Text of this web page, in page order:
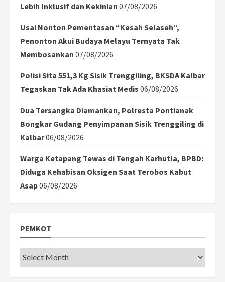
Lebih Inklusif dan Kekinian 07/08/2026
Usai Nonton Pementasan “Kesah Selaseh”,
Penonton Akui Budaya Melayu Ternyata Tak
Membosankan 07/08/2026
Polisi Sita 551,3 Kg Sisik Trenggiling, BKSDA Kalbar
Tegaskan Tak Ada Khasiat Medis 06/08/2026
Dua Tersangka Diamankan, Polresta Pontianak
Bongkar Gudang Penyimpanan Sisik Trenggiling di
Kalbar06/08/2026
Warga Ketapang Tewas di Tengah Karhutla, BPBD:
Diduga Kehabisan Oksigen Saat Terobos Kabut
Asap06/08/2026
PEMKOT
Pemkot